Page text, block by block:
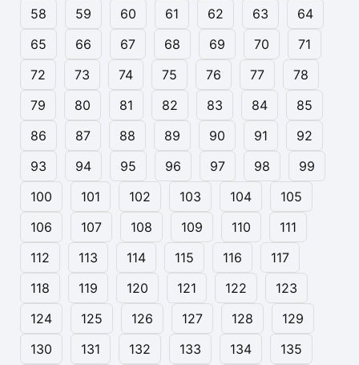
58
59 60 61 62 63
64
65
66 67 68 69 70
71
72
73 74 75 76 77
78
79
80 81 82 83 84
85
86
87 88 89 90 91
92
93
94 95 96 97 98
99
100
101 102 103 104
105
106
107 108 109 110
111
112
113 114 115 116
117
118
119 120 121 122
123
124
125 126 127 128
129
130
131 132 133 134
135